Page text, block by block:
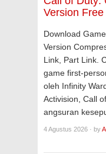
Version
Download
Version
Link, Part Link.
game first-
oleh Infinity
Activision, Call
angsuran
4 Agustus 2026 · by